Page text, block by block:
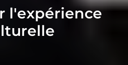
l'expérience